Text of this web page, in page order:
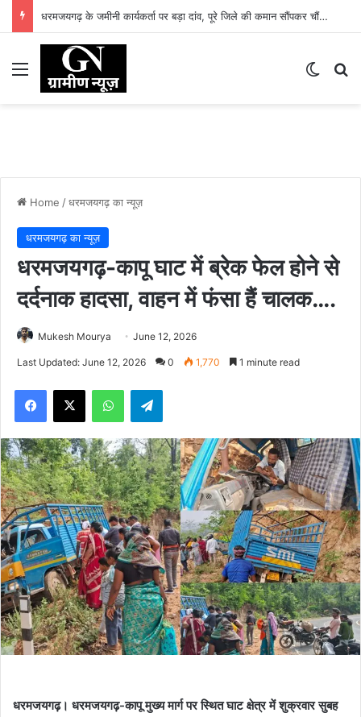
धरमजयगढ़ के जमीनी कार्यकर्ता पर बड़ा दांव, पूरे जिले की कमान सौंपकर चौंकाया
Menu
Home /धरमजयगढ़ का न्यूज़
धरमजयगढ़ का न्यूज़
धरमजयगढ़-कापू घाट में ब्रेक फेल होने से
दर्दनाक हादसा, वाहन में फंसा हैं चालक….
Mukesh Mourya June 12, 2026
Last Updated: June 12, 2026 0 1,770 1 minute read
Facebook
X WhatsAppTelegram
धरमजयगढ़। धरमजयगढ़-कापू मुख्य मार्ग पर स्थित घाट क्षेत्र में शुक्रवार सुबह